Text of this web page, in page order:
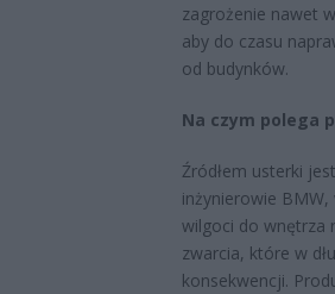
zagrożenie nawet
aby do czasu
od budynków.
Na czym polega
Źródłem usterki
inżynierowie
wilgoci do wnętrza
zwarcia, które w
konsekwencji.